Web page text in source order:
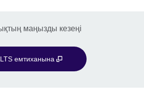
маңызды кезеңі
емтиханына